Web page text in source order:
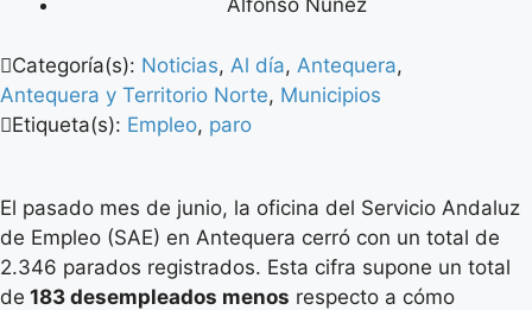
Alfonso Núñez
Categoría(s): Noticias, Al día, Antequera,
Antequera y Territorio Norte, Municipios
Etiqueta(s): Empleo, paro
El pasado mes de junio, la oficina del Servicio Andaluz
de Empleo (SAE) en Antequera cerró con un total de
2.346 parados registrados. Esta cifra supone un total
de 183 desempleados menos respecto a cómo